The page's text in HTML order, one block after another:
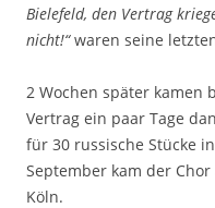
Bielefeld, den Vertrag
nicht!“waren seine
2 Wochen später kamen
Vertrag ein paar Tage
für 30 russische Stücke
September kam der
Köln.